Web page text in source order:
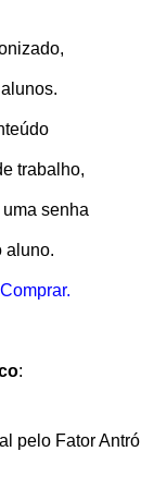
trabalho,
senha
aluno.
:
pelo Fator